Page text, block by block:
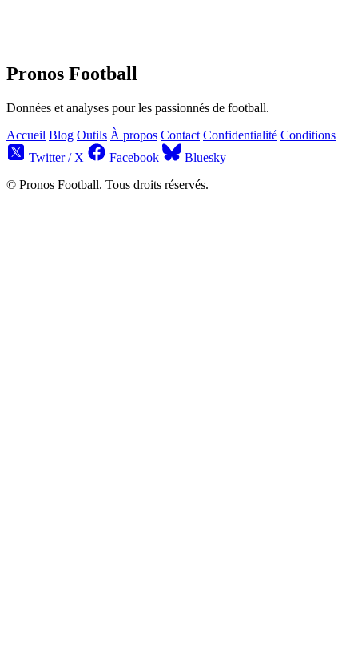
Pronos Football
Données et analyses pour les passionnés de football.
Accueil Blog Outils À propos Contact Confidentialité Conditions
Twitter / X
Facebook
Bluesky
© Pronos Football. Tous droits réservés.